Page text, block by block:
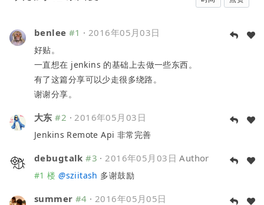
benlee #1 · 2016年05月03日
好贴。
一直想在 jenkins 的基础上去做一些东西。
有了这篇分享可以少走很多绕路。
谢谢分享。
大东 #2 · 2016年05月03日
Jenkins Remote Api 非常完善
debugtalk #3 · 2016年05月03日 Author
#1 楼 @sziitash 多谢鼓励
summer #4 · 2016年05月05日